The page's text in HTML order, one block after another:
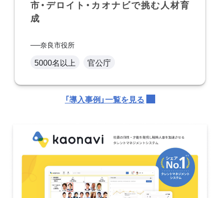
市・デロイト・カオナビで挑む人材育
成
奈良市役所
5000名以上 官公庁
「導入事例」一覧を見る